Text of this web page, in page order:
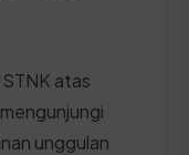
atas
unggulan